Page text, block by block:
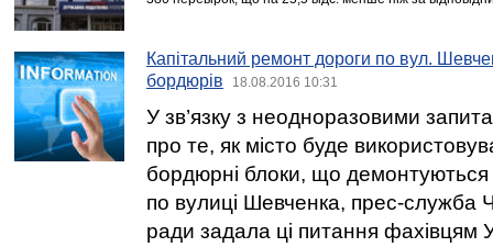
Капітальний ремонт дороги по вул.
бордюрів
18.08.2016 10:31
У зв’язку з неодноразовими
про те, як місто буде
бордюрні блоки, що демонтуються
по вулиці Шевченка, прес-служба
ради задала ці питання фахівцям